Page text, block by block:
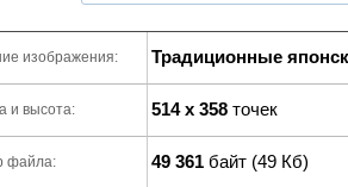
изображения: Традиционные
и высота: 514 x 358 точек
файла: 49 361 байт (49 Кб)